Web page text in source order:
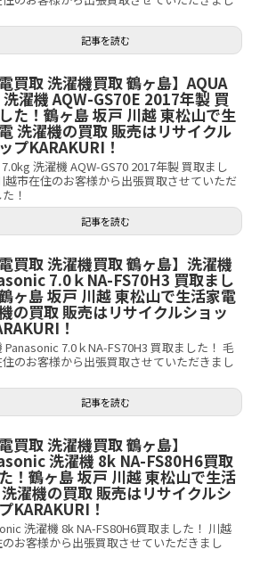
記事を読む
電買取 洗濯機買取 鶴ヶ島】AQUA
濯機 AQW-GS70E 2017年製 買
た！鶴ヶ島 坂戸 川越 東松山で生
洗濯機の買取 販売はリサイクル
プKARAKURI！
洗濯機 AQW-GS70 2017年製 買取まし
越市在住のお客様から出張買取させていただ
！
記事を読む
電買取 洗濯機買取 鶴ヶ島】洗濯機
7.0ｋNA-FS70H3 買取まし
ヶ島 坂戸 川越 東松山で生活家電
の買取 販売はリサイクルショッ
！
Panasonic 7.0ｋNA-FS70H3 買取ました！ 毛
のお客様から出張買取させていただきまし
記事を読む
電買取 洗濯機買取 鶴ヶ島】
洗濯機 8k NA-FS80H6買取
！鶴ヶ島 坂戸 川越 東松山で生活
濯機の買取 販売はリサイクルシ
KARAKURI！
洗濯機 8k NA-FS80H6買取ました！ 川越
お客様から出張買取させていただきまし